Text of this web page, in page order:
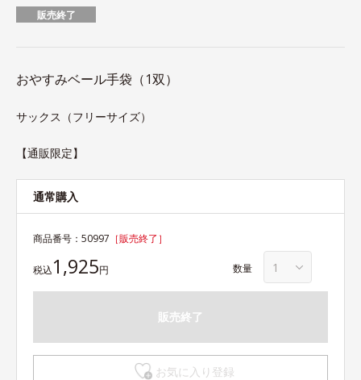
販売終了
おやすみベール手袋（1双）
サックス（フリーサイズ）
【通販限定】
通常購入
商品番号： 50997 ［販売終了］
税込1,925円 数量
販売終了
お気に入り登録